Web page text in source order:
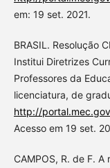
em: 19 set. 2021.
BRASIL. Resolução
Institui Diretrizes
Professores da
licenciatura, de
http://
Acesso em 19 set.
CAMPOS, R. de F.